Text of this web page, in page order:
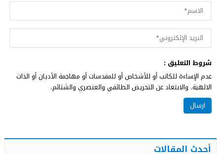
شروط التعليق :
عدم الإساءة للكاتب أو للأشخاص أو للمقدسات أو مهاجمة الأديان أو الذات
الالهية. والابتعاد عن التحريض الطائفي والعنصري والشتائم.
أحدث المقالات